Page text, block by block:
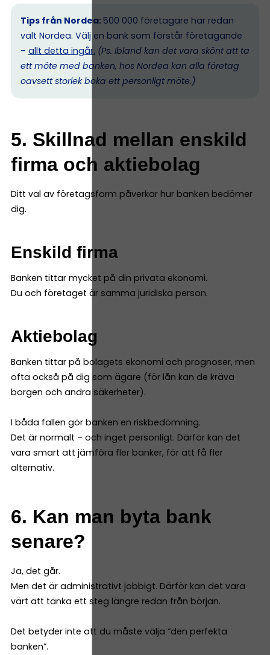
Tips från Nordea: 500 000 företagare har redan
valt Nordea. Välj en bank som förstår företagande
– allt detta ingår. (Ps. Ibland kan det vara skönt att ta
ett möte med banken, hos Nordea kan alla företag
oavsett storlek boka ett personligt möte.)
5. Skillnad mellan enskild
firma och aktiebolag
Ditt val av företagsform påverkar hur banken bedömer
dig.
Enskild firma
Banken tittar mycket på din privata ekonomi.
Du och företaget är samma juridiska person.
Aktiebolag
Banken tittar på bolagets ekonomi och prognoser, men
ofta också på dig som ägare (för lån kan de kräva
borgen och andra säkerheter).
I båda fallen gör banken en riskbedömning.
Det är normalt – och inget personligt. Därför kan det
vara smart att jämföra fler banker, för att få fler
alternativ.
6. Kan man byta bank
senare?
Ja, det går.
Men det är administrativt jobbigt. Därför kan det vara
värt att tänka ett steg längre redan från början.
Det betyder inte att du måste välja “den perfekta
banken”.